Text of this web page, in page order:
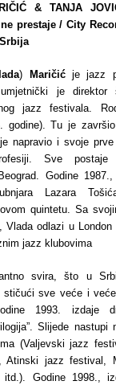
& TANJA
prestaje / City
) Maričićje jazz
umjetnički je direktor
jazz festivala.
godine). Tu je
napravio i svoje
Sve postaje
Godine
Lazara
quintetu. Sa
Vlada odlazi u London
jazz klubovima
svira, što u
stičući sve veće i
1993. izdaje
Slijede nastupi
(Valjevski jazz
Atinski jazz festival,
Godine 1998.,